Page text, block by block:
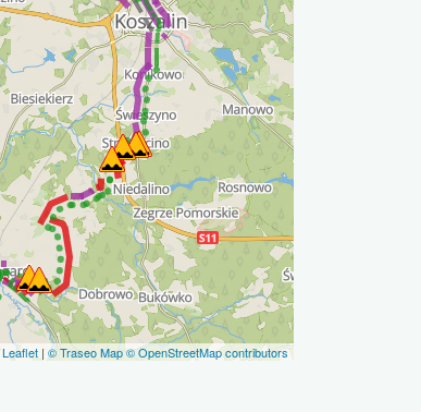
Leaflet | © Traseo Map© OpenStreetMap contributors